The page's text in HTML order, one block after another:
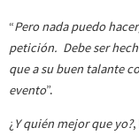
“Pero nada puedo
petición. Debe ser
que a su buen talante
evento”.
¿ Y quién mejor que yo?,